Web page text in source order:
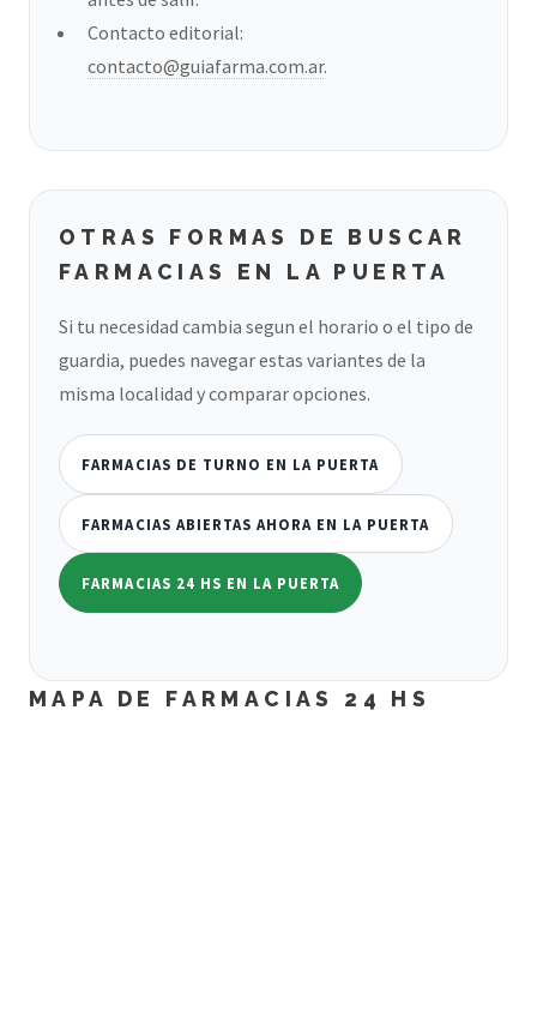
Contacto editorial:
contacto@guiafarma.com.ar.
OTRAS FORMAS DE BUSCAR
FARMACIAS EN LA PUERTA
Si tu necesidad cambia segun el horario o el tipo de
guardia, puedes navegar estas variantes de la
misma localidad y comparar opciones.
FARMACIAS DE TURNO EN LA PUERTA
FARMACIAS ABIERTAS AHORA EN LA PUERTA
FARMACIAS 24 HS EN LA PUERTA
MAPA DE FARMACIAS 24 HS